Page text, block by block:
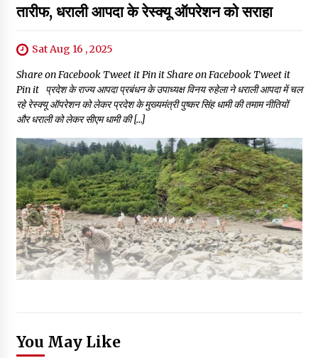
तारीफ, धराली आपदा के रेस्क्यू ऑपरेशन को सराहा
Sat Aug 16 , 2025
Share on Facebook Tweet it Pin it Share on Facebook Tweet it
Pin it प्रदेश के राज्य आपदा प्रबंधन के उपाध्यक्ष विनय रुहेला ने धराली आपदा में चल
रहे रेस्क्यू ऑपरेशन को लेकर प्रदेश के मुख्यमंत्री पुष्कर सिंह धामी की तमाम नीतियों
और धराली को लेकर सीएम धामी की […]
You May Like